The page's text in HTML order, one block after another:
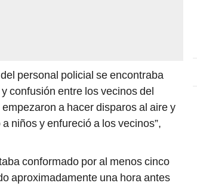
personal policial se encontraba
confusión entre los vecinos del
a hacer disparos al aire y
niños y enfureció a los vecinos”,
conformado por al menos cinco
aproximadamente una hora antes